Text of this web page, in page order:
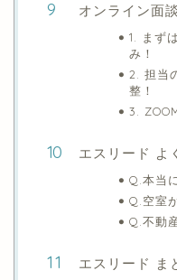
オンライン面
1. まず
み！
2. 担当
整！
3.
エスリード よ
Q.本当
Q.空室
Q.不動
エスリード ま